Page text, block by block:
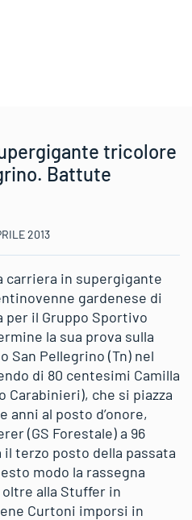
tricolore
Battute
2013
carriera in supergigante
gardenese di
il Gruppo Sportivo
la sua prova sulla
San Pellegrino (Tn) nel
di 80 centesimi Camilla
che si piazza
anni al posto d’onore,
(GS Forestale) a 96
terzo posto della passata
modo la rassegna
alla Stuffer in
Curtoni imporsi in